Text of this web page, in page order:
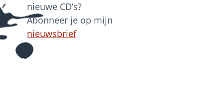
nieuwe CD’s?
Abonneer je op mijn
nieuwsbrief